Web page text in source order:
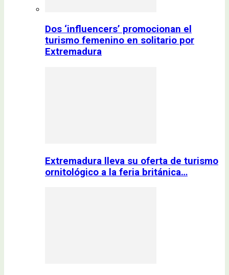
Dos ‘influencers’ promocionan el
turismo femenino en solitario por
Extremadura
Extremadura lleva su oferta de turismo
ornitológico a la feria británica…